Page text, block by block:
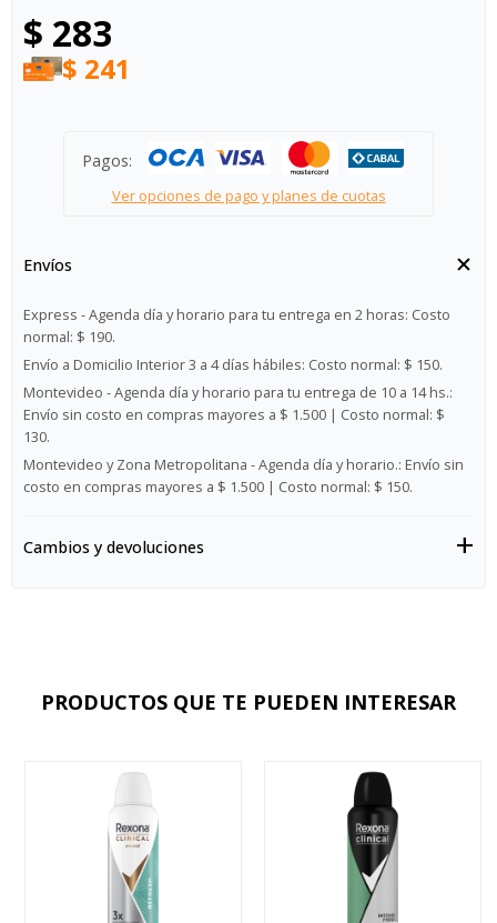
$ 283
$ 241
Pagos:
Ver opciones de pago y planes de cuotas
Envíos
Express - Agenda día y horario para tu entrega en 2 horas: Costo
normal: $ 190.
Envío a Domicilio Interior 3 a 4 días hábiles: Costo normal: $ 150.
Montevideo - Agenda día y horario para tu entrega de 10 a 14 hs.:
Envío sin costo en compras mayores a $ 1.500 | Costo normal: $
130.
Montevideo y Zona Metropolitana - Agenda día y horario.: Envío sin
costo en compras mayores a $ 1.500 | Costo normal: $ 150.
Cambios y devoluciones
PRODUCTOS QUE TE PUEDEN INTERESAR